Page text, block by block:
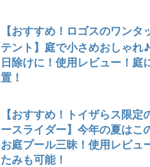
【おすすめ！ロゴスのワンタ
テント】庭で小さめおしゃれ
日除けに！使用レビュー！庭
置！
【おすすめ！トイザらス限定
ースライダー】今年の夏はこ
お庭プール三昧！使用レビュ
たみも可能！